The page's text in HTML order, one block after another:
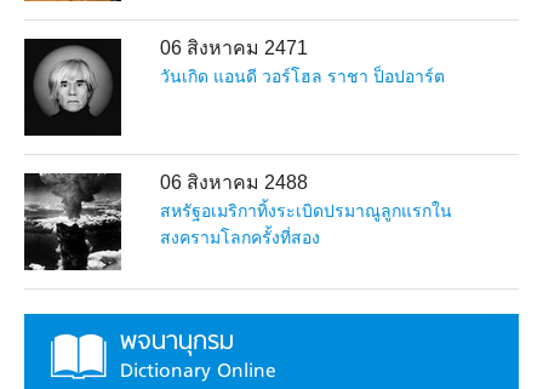
06 สิงหาคม 2471
วันเกิด แอนดี วอร์โฮล ราชา ป็อปอาร์ต
06 สิงหาคม 2488
สหรัฐอเมริกาทิ้งระเบิดปรมาณูลูกแรกใน
สงครามโลกครั้งที่สอง
พจนานุกรม
Dictionary Online